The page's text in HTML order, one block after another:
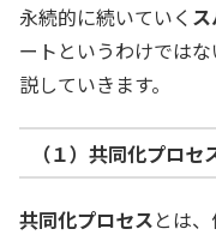
永続的に続いていく
ートというわけでは
説していきます。
（１）共同化プロ
共同化プロセスとは